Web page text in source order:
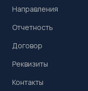
Направления
Отчетность
Договор
Реквизиты
Контакты